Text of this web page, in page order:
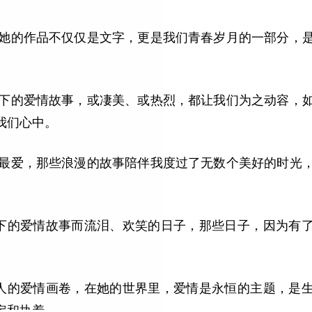
的作品不仅仅是文字，更是我们青春岁月的一部分，
的爱情故事，或凄美、或热烈，都让我们为之动容，
心中。
爱，那些浪漫的故事陪伴我度过了无数个美好的时光
爱情故事而流泪、欢笑的日子，那些日子，因为有
爱情画卷，在她的世界里，爱情是永恒的主题，是